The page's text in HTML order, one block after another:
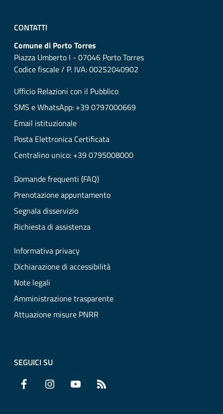
CONTATTI
Comune di Porto Torres
Piazza Umberto I - 07046 Porto Torres
Codice fiscale / P. IVA: 00252040902
Ufficio Relazioni con il Pubblico
SMS e WhatsApp: +39 0797000669
Email istituzionale
Posta Elettronica Certificata
Centralino unico: +39 0795008000
Domande frequenti (FAQ)
Prenotazione appuntamento
Segnala disservizio
Richiesta di assistenza
Informativa privacy
Dichiarazione di accessibilità
Note legali
Amministrazione trasparente
Attuazione misure PNRR
SEGUICI SU
Facebook Instagram YouTube